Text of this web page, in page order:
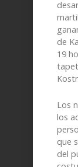
de
19
Los
los
que
del